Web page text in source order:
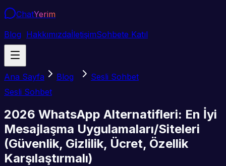
ChatYerim
Blog HakkımızdaİletişimSohbete Katıl
Ana Sayfa Blog
Sesli Sohbet
Sesli Sohbet
2026 WhatsApp Alternatifleri: En İyi
Mesajlaşma Uygulamaları/Siteleri
(Güvenlik, Gizlilik, Ücret, Özellik
Karşılaştırmalı)